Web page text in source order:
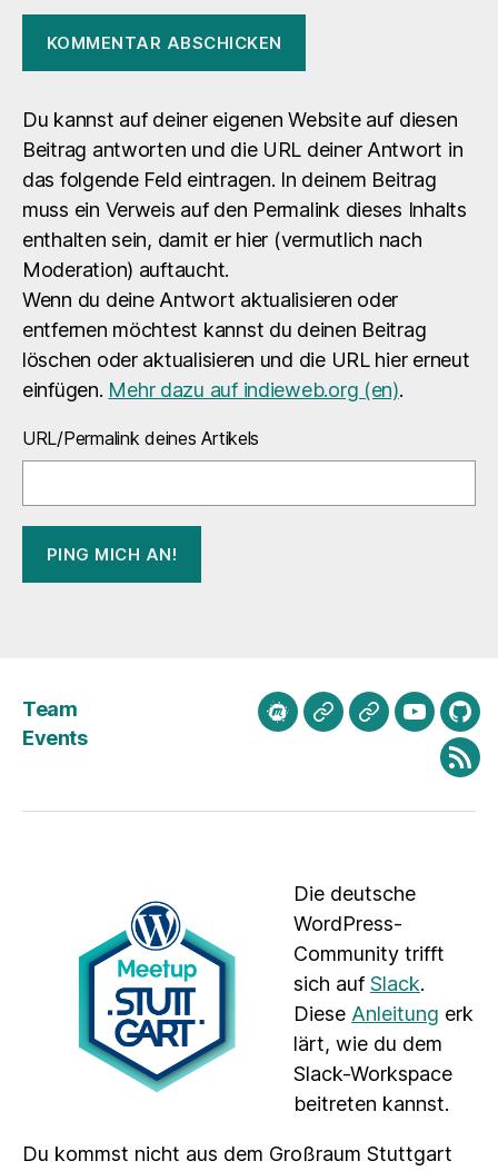
Du kannst auf deiner eigenen Website auf diesen
Beitrag antworten und die URL deiner Antwort in
das folgende Feld eintragen. In deinem Beitrag
muss ein Verweis auf den Permalink dieses Inhalts
enthalten sein, damit er hier (vermutlich nach
Moderation) auftaucht.
Wenn du deine Antwort aktualisieren oder
entfernen möchtest kannst du deinen Beitrag
löschen oder aktualisieren und die URL hier erneut
einfügen. Mehr dazu auf indieweb.org (en).
URL/Permalink deines Artikels
Team
Events
meetup.com
Mastodon
BlueskyYoutube
Die deutsche
WordPress-
Community trifft
sich auf Slack.
Diese Anleitung erk
lärt, wie du dem
Slack-Workspace
beitreten kannst.
Du kommst nicht aus dem Großraum Stuttgart